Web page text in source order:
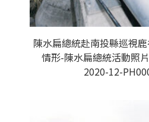
陳水扁總統赴南投縣巡視
情形-陳水扁總統活動照
2020-12-